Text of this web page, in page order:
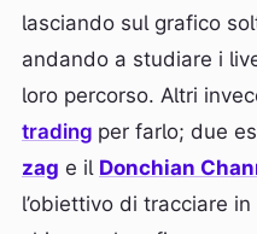
lasciando sul grafico
andando a studiare i
loro percorso. Altri
trading per farlo; due
zag e il Donchian
l’obiettivo di tracciare